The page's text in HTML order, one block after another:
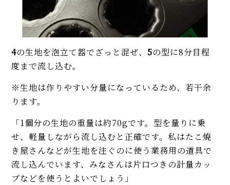
4の生地を泡立て器でざっと混ぜ、5の型に8分目程
度まで流し込む。
※生地は作りやすい分量になっているため、若干余
ります。
「1個分の生地の重量は約70gです。型を量りに乗
せ、軽量しながら流し込むと正確です。私はたこ焼
き屋さんなどが生地を注ぐのに使う業務用の道具で
流し込んでいます、みなさんは片口つきの計量カッ
プなどを使うとよいでしょう」